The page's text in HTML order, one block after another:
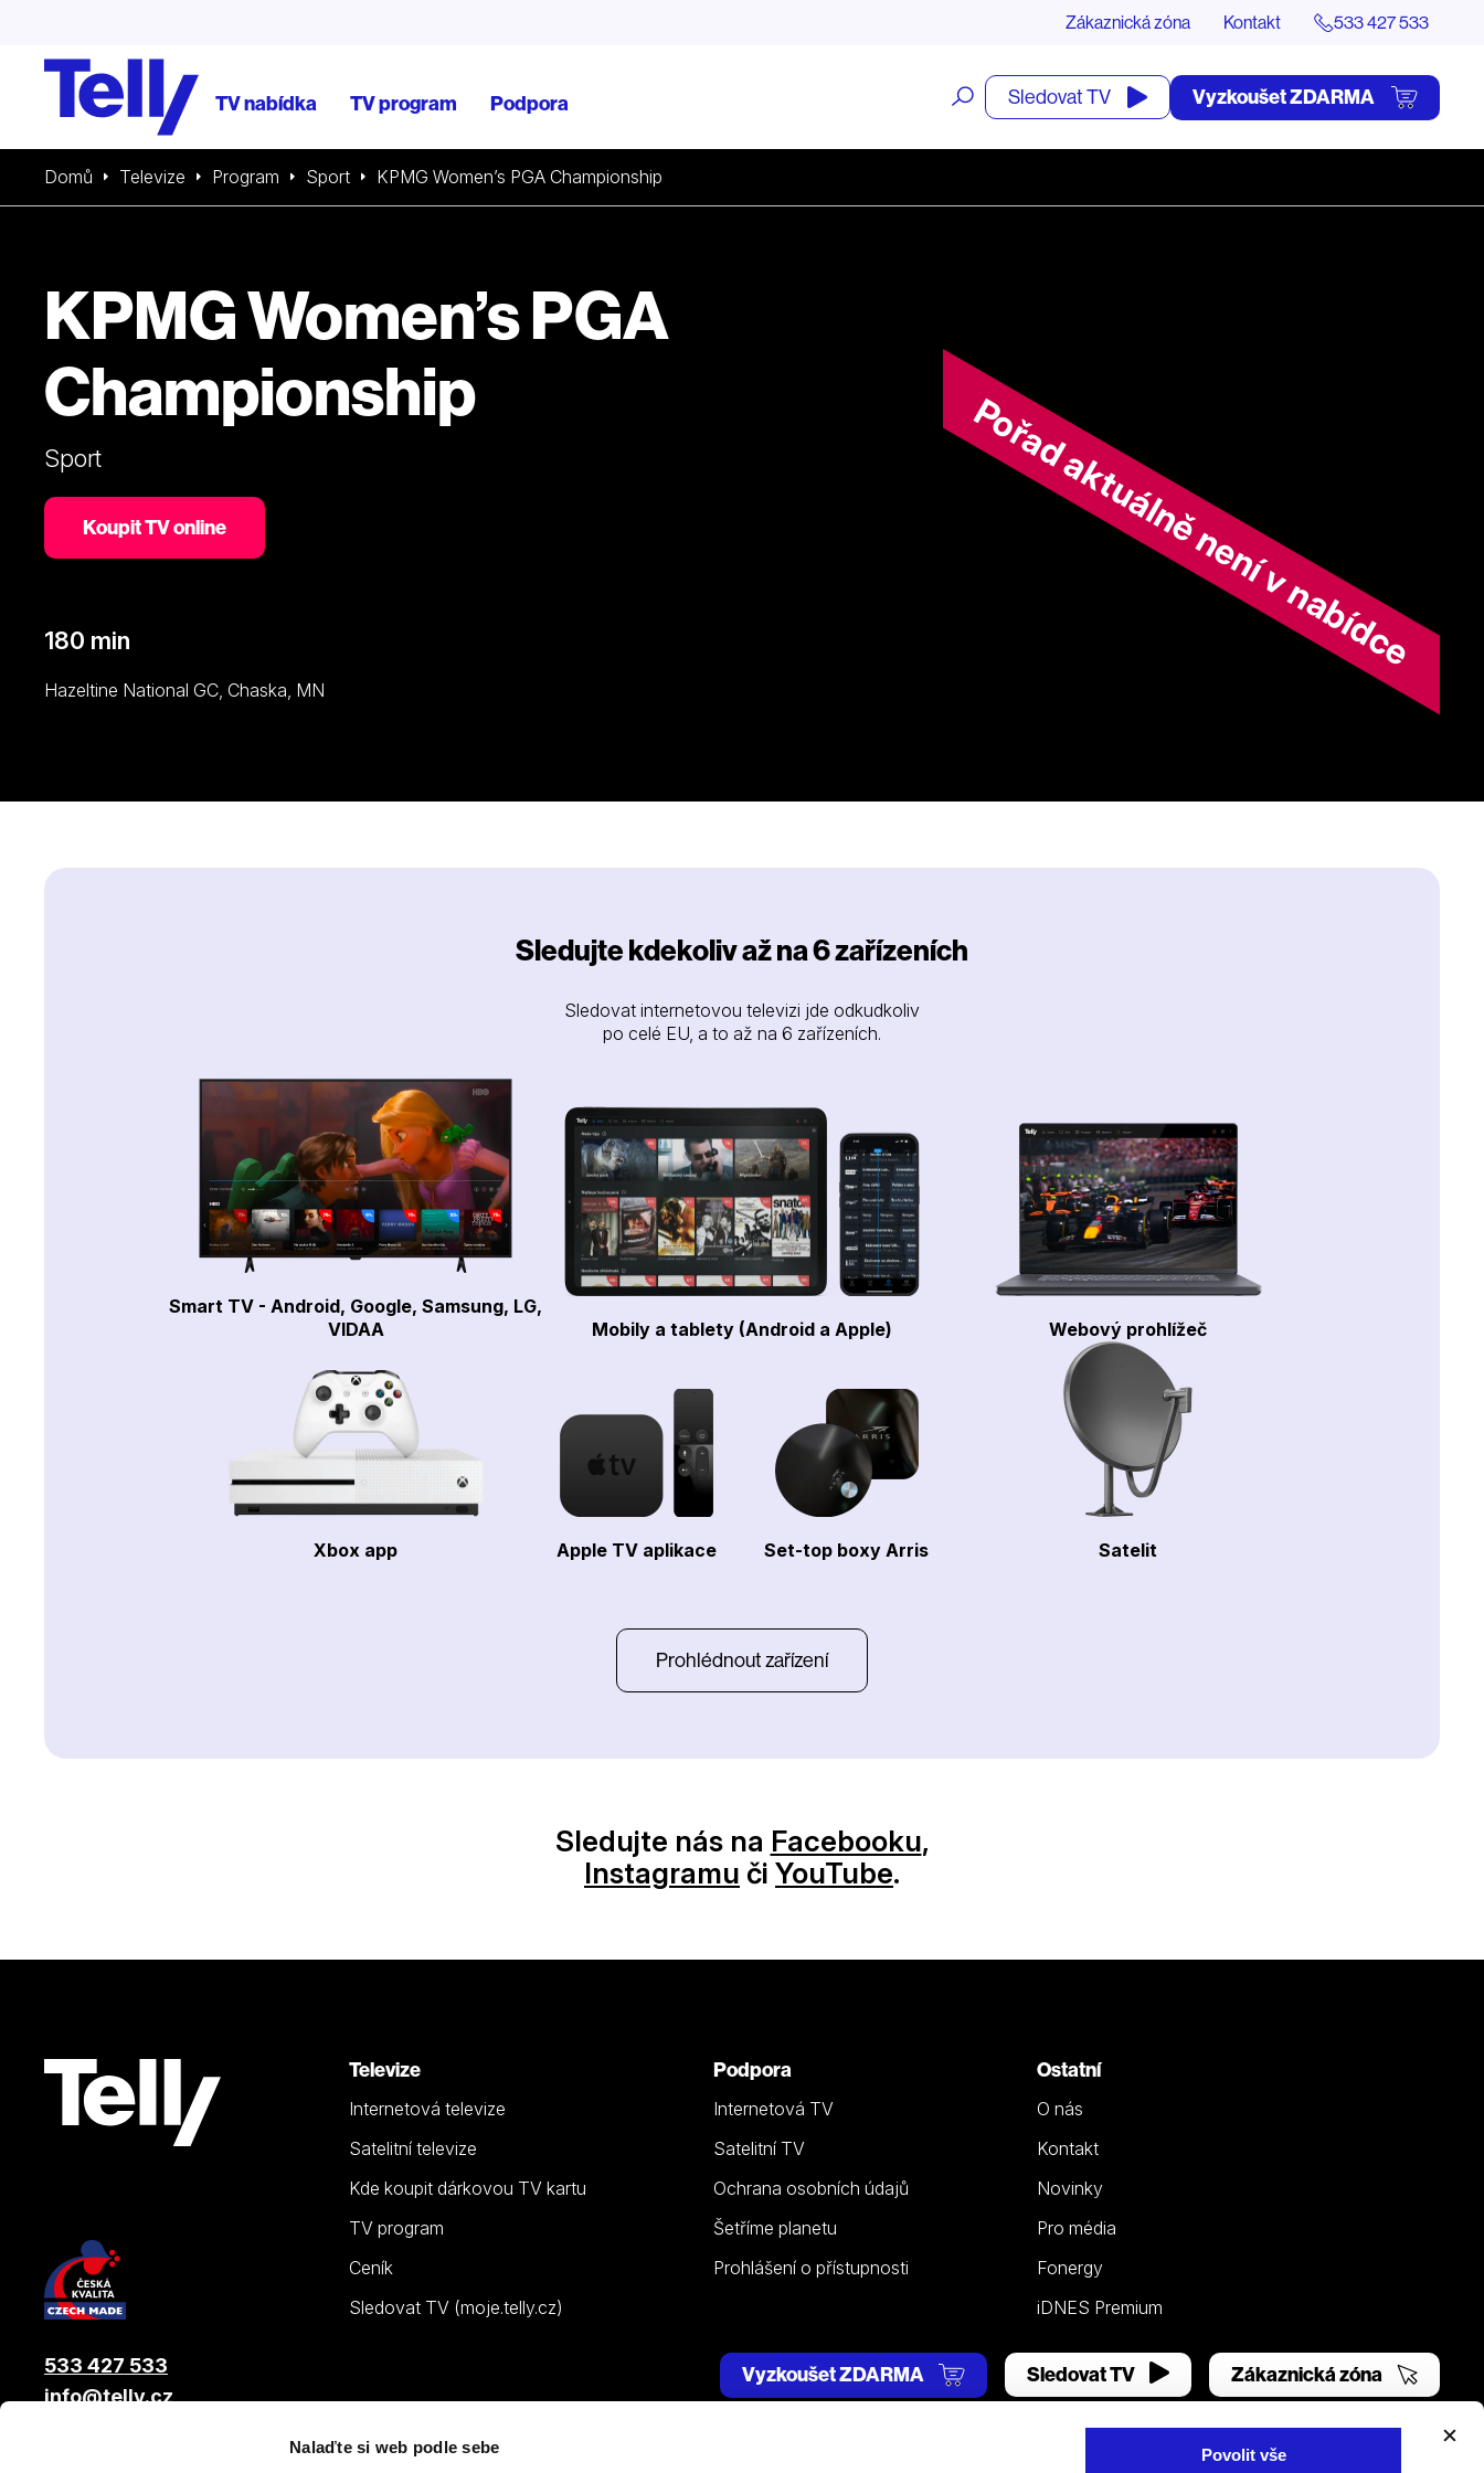
Nalaďte si web podle sebe
Povolit vše
Zákaznická zóna Kontakt 533 427 533
TV nabídka TV program Podpora
Otevřít
vyhledávání
Sledovat TV Vyzkoušet ZDARMA
Domů Televize Program Sport KPMG Women’s PGA Championship
Pořad aktuálně není v nabídce
KPMG Women’s PGA
Championship
Sport
Koupit TV online
180 min
Hazeltine National GC, Chaska, MN
Sledujte kdekoliv až na 6 zařízeních
Sledovat internetovou televizi jde odkudkoliv
po celé EU, a to až na 6 zařízeních.
Smart TV - Android, Google, Samsung, LG,
VIDAA
Mobily a tablety (Android a Apple) Webový prohlížeč
Xbox app Apple TV aplikace Set-top boxy Arris Satelit
Prohlédnout zařízení
Sledujte nás na Facebooku,
Instagramu či YouTube.
Televize
Internetová televize
Satelitní televize
Kde koupit dárkovou TV kartu
TV program
Ceník
Sledovat TV (moje.telly.cz)
Podpora
Internetová TV
Satelitní TV
Ochrana osobních údajů
Šetříme planetu
Prohlášení o přístupnosti
Ostatní
O nás
Kontakt
Novinky
Pro média
Fonergy
iDNES Premium
533 427 533
info@telly.cz
Vyzkoušet ZDARMA Sledovat TV Zákaznická zóna